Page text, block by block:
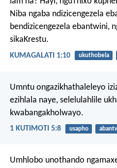
Niba ngaba ndizicengezela
bendizicengezela ebantwini,
sikaKrestu.
KUMAGALATI 1:10 ukuthobela
Umntu ongazikhathaleleyo
ezihlala naye, selelulahlile
kwabangakholwayo.
1 KUTIMOTI 5:8 usapho
Umhlobo unothando